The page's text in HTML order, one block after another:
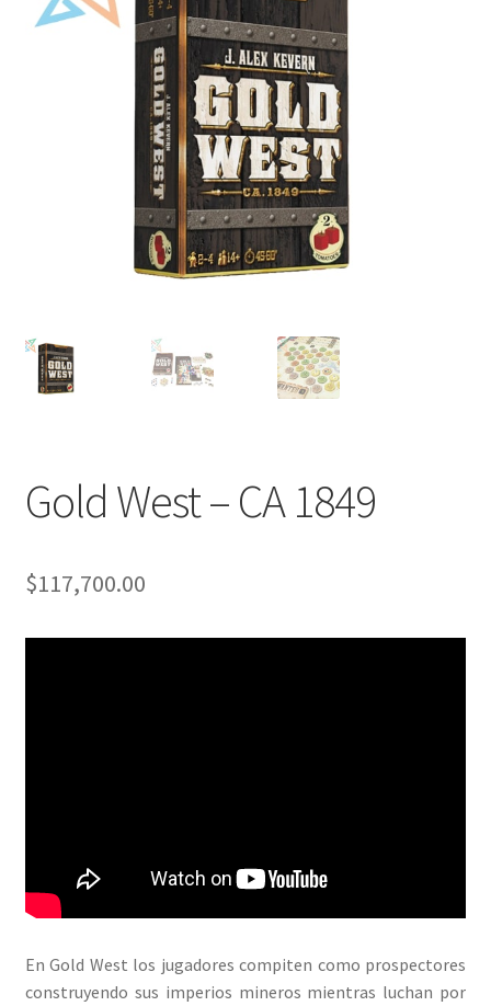
Mi cuenta
Gold West – CA 1849
$117,700.00
En Gold West los jugadores compiten como prospectores
construyendo sus imperios mineros mientras luchan por